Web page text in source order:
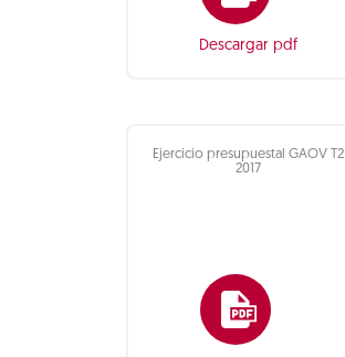
Descargar pdf
Ejercicio presupuestal GAOV T2
2017